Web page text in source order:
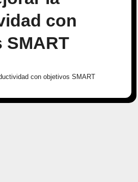
con
con objetivos SMART